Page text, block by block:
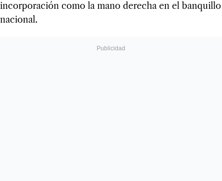
incorporación como la mano derecha en el banquillo
nacional.